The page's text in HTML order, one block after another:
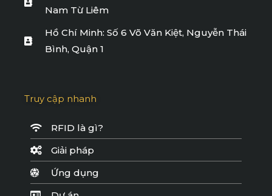
Nam Từ Liêm
Hồ Chí Minh: Số 6 Võ Văn Kiệt, Nguyễn Thái
Bình, Quận 1
Truy cập nhanh
RFID là gì?
Giải pháp
Ứng dụng